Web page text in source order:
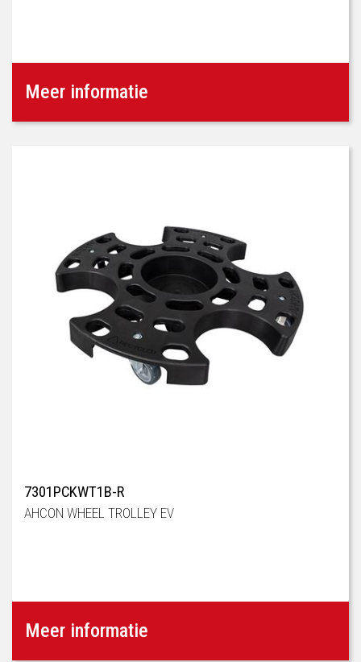
Meer informatie
7301PCKWT1B-R
AHCON WHEEL TROLLEY EV
Meer informatie